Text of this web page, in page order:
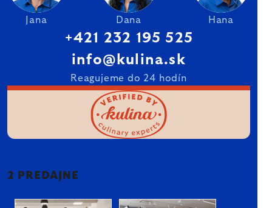
Jana Dana Hana
+421 232 195 525
info@kulina.sk
Reagujeme do 24 hodín
2 PREDAJNE